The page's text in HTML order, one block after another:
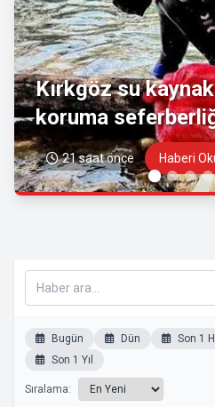
Büyükşehir’den
desteği
21 saat önce Haberi
Bugün Dün Son 1
Son 1 Yıl
Sıralama: